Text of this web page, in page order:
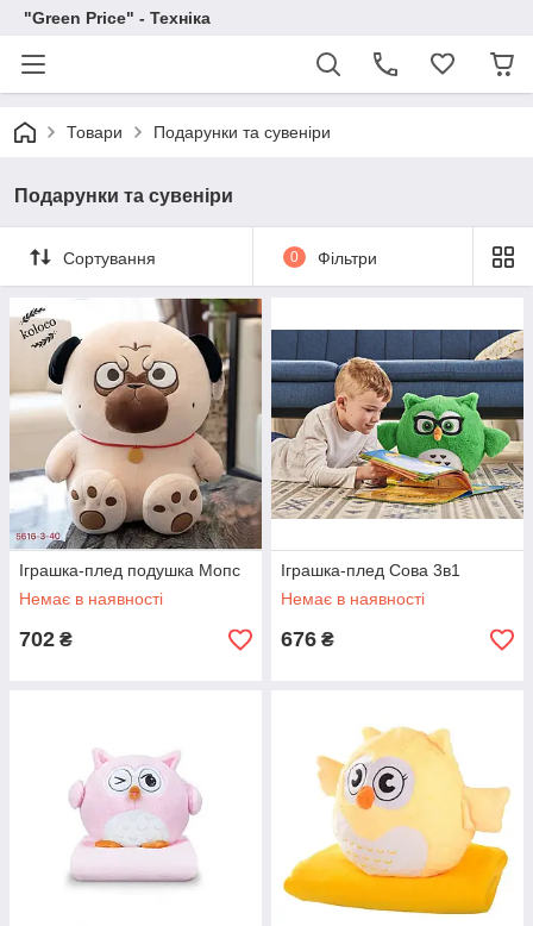
"Green Price" - Техніка
Товари Подарунки та сувеніри
Подарунки та сувеніри
Сортування 0 Фільтри
Іграшка-плед подушка Мопс
Немає в наявності
702 ₴
Іграшка-плед Сова 3в1
Немає в наявності
676 ₴